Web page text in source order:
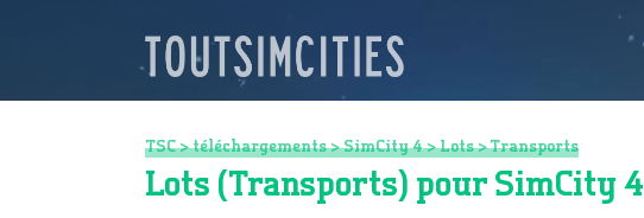
TSC>téléchargements>SimCity 4>Lots>Transports
Lots (Transports) pour SimCity 4